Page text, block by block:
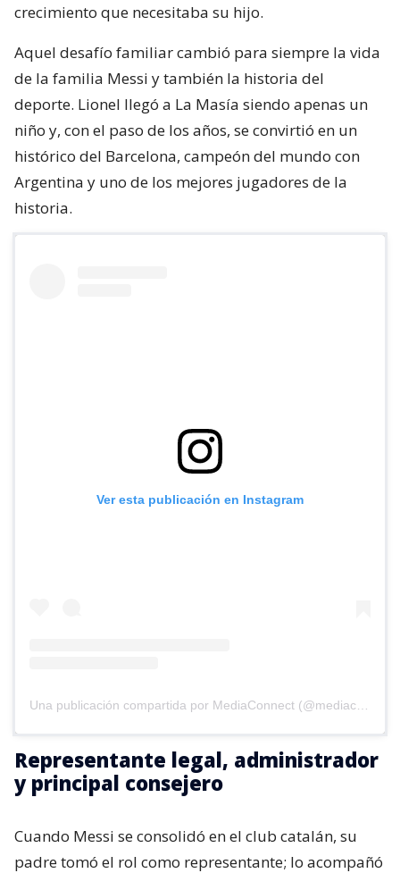
crecimiento que necesitaba su hijo.
Aquel desafío familiar cambió para siempre la vida
de la familia Messi y también la historia del
deporte. Lionel llegó a La Masía siendo apenas un
niño y, con el paso de los años, se convirtió en un
histórico del Barcelona, campeón del mundo con
Argentina y uno de los mejores jugadores de la
historia.
Ver esta publicación en Instagram
Representante legal, administrador
y principal consejero
Cuando Messi se consolidó en el club catalán, su
padre tomó el rol como representante; lo acompañó